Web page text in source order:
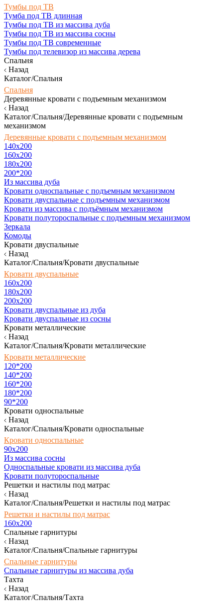
Тумбы под ТВ
Тумба под ТВ длинная
Тумбы под ТВ из массива дуба
Тумбы под ТВ из массива сосны
Тумбы под ТВ современные
Тумбы под телевизор из массива дерева
Спальня
Назад
Каталог/Спальня
Спальня
Деревянные кровати с подъемным механизмом
Назад
Каталог/Спальня/Деревянные кровати с подъемным
механизмом
Деревянные кровати с подъемным механизмом
140x200
160х200
180х200
200*200
Из массива дуба
Кровати односпальные с подъемным механизмом
Кровати двуспальные с подъемным механизмом
Кровати из массива с подъёмным механизмом
Кровати полутороспальные с подъемным механизмом
Зеркала
Комоды
Кровати двуспальные
Назад
Каталог/Спальня/Кровати двуспальные
Кровати двуспальные
160х200
180x200
200x200
Кровати двуспальные из дуба
Кровати двуспальные из сосны
Кровати металлические
Назад
Каталог/Спальня/Кровати металлические
Кровати металлические
120*200
140*200
160*200
180*200
90*200
Кровати односпальные
Назад
Каталог/Спальня/Кровати односпальные
Кровати односпальные
90х200
Из массива сосны
Односпальные кровати из массива дуба
Кровати полутороспальные
Решетки и настилы под матрас
Назад
Каталог/Спальня/Решетки и настилы под матрас
Решетки и настилы под матрас
160х200
Спальные гарнитуры
Назад
Каталог/Спальня/Спальные гарнитуры
Спальные гарнитуры
Спальные гарнитуры из массива дуба
Тахта
Назад
Каталог/Спальня/Тахта